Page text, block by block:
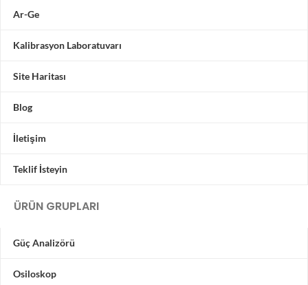
Ar-Ge
Kalibrasyon Laboratuvarı
Site Haritası
Blog
İletişim
Teklif İsteyin
ÜRÜN GRUPLARI
Güç Analizörü
Osiloskop